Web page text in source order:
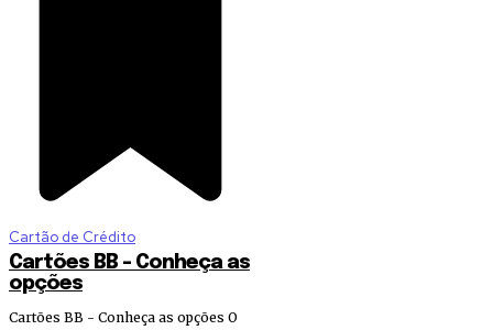
Cartão de Crédito
Cartões BB – Conheça as
opções
Cartões BB - Conheça as opções O